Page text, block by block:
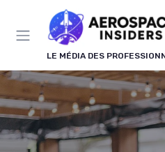
LE MÉDIA DES
Panneau de gestion des cookies